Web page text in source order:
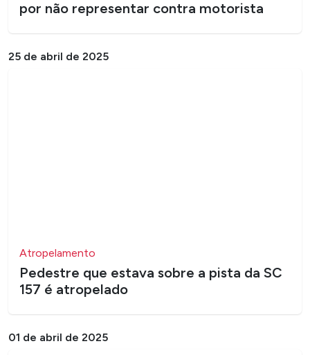
por não representar contra motorista
25 de abril de 2025
Atropelamento
Pedestre que estava sobre a pista da SC
157 é atropelado
01 de abril de 2025